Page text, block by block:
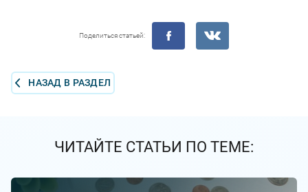
НАЗАД В РАЗДЕЛ
Поделиться статьей:
ЧИТАЙТЕ СТАТЬИ ПО ТЕМЕ: